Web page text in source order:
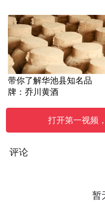
带你了解华池县知名品
牌：乔川黄酒
打开第一视频
评论
暂